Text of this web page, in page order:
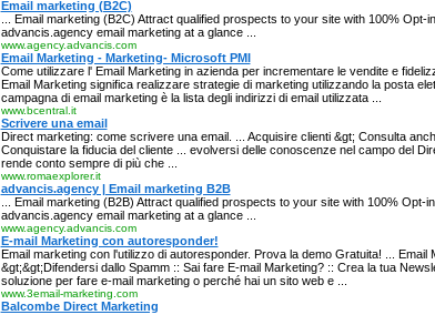
Email marketing (B2C)
... Email marketing (B2C) Attract qualified prospects to your site with 100% Opt-
advancis.agency email marketing at a glance ...
www.agency.advancis.com
Email Marketing - Marketing- Microsoft PMI
Come utilizzare l' Email Marketing in azienda per incrementare le vendite e
Email Marketing significa realizzare strategie di marketing utilizzando la posta
campagna di email marketing è la lista degli indirizzi di email utilizzata ...
www.bcentral.it
Scrivere una email
Direct marketing: come scrivere una email. ... Acquisire clienti &gt; Consulta
Conquistare la fiducia del cliente ... evolversi delle conoscenze nel campo del
rende conto sempre di più che ...
www.romaexplorer.it
advancis.agency | Email marketing B2B
... Email marketing (B2B) Attract qualified prospects to your site with 100% Opt-
advancis.agency email marketing at a glance ...
www.agency.advancis.com
E-mail Marketing con autoresponder!
Email marketing con l'utilizzo di autoresponder. Prova la demo Gratuita! ... Email
&gt;&gt;Difendersi dallo Spamm :: Sai fare E-mail Marketing? :: Crea la tua
soluzione per fare e-mail marketing o perché hai un sito web e ...
www.3email-marketing.com
Balcombe Direct Marketing